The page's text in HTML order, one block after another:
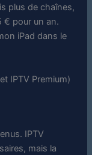
plus de chaînes,
€ pour un an.
iPad dans le
IPTV Premium)
IPTV
mais la